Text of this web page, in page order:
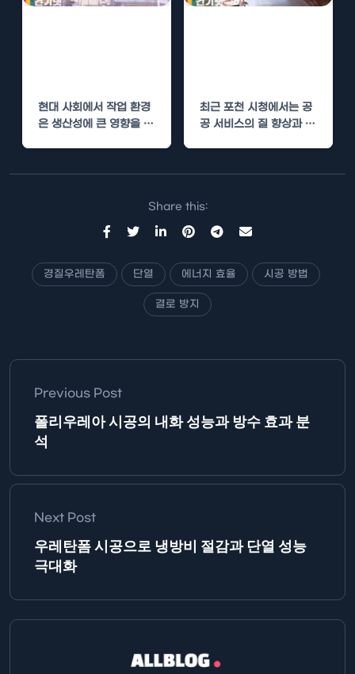
현대 사회에서 작업 환경
은 생산성에 큰 영향을 미
최근 포천 시청에서는 공
공 서비스의 질 향상과 에
Share this:
경질우레탄폼 단열 에너지 효율 시공 방법
결로 방지
Previous Post
폴리우레아 시공의 내화 성능과 방수 효과 분
석
Next Post
우레탄폼 시공으로 냉방비 절감과 단열 성능
극대화